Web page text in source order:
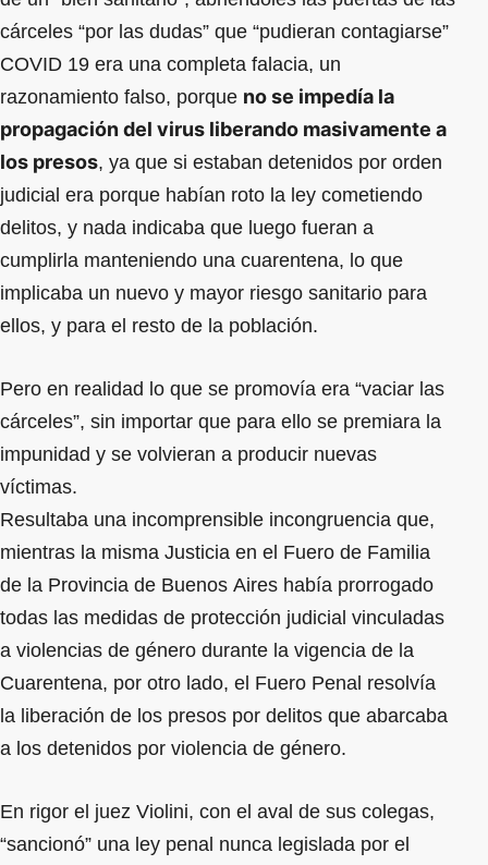
cárceles “por las dudas” que “pudieran contagiarse”
COVID 19 era una completa falacia, un
razonamiento falso, porque no se impedía la
propagación del virus liberando masivamente a
los presos, ya que si estaban detenidos por orden
judicial era porque habían roto la ley cometiendo
delitos, y nada indicaba que luego fueran a
cumplirla manteniendo una cuarentena, lo que
implicaba un nuevo y mayor riesgo sanitario para
ellos, y para el resto de la población.
Pero en realidad lo que se promovía era “vaciar las
cárceles”, sin importar que para ello se premiara la
impunidad y se volvieran a producir nuevas
víctimas.
Resultaba una incomprensible incongruencia que,
mientras la misma Justicia en el Fuero de Familia
de la Provincia de Buenos Aires había prorrogado
todas las medidas de protección judicial vinculadas
a violencias de género durante la vigencia de la
Cuarentena, por otro lado, el Fuero Penal resolvía
la liberación de los presos por delitos que abarcaba
a los detenidos por violencia de género.
En rigor el juez Violini, con el aval de sus colegas,
“sancionó” una ley penal nunca legislada por el